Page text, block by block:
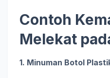
Contoh
Melekat
1. Minuman Botol